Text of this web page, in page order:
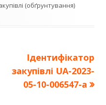
(обґрунтування)
Наступна
стаття:
Ідентифікатор
закупівлі UA-2023-
05-10-006547-a